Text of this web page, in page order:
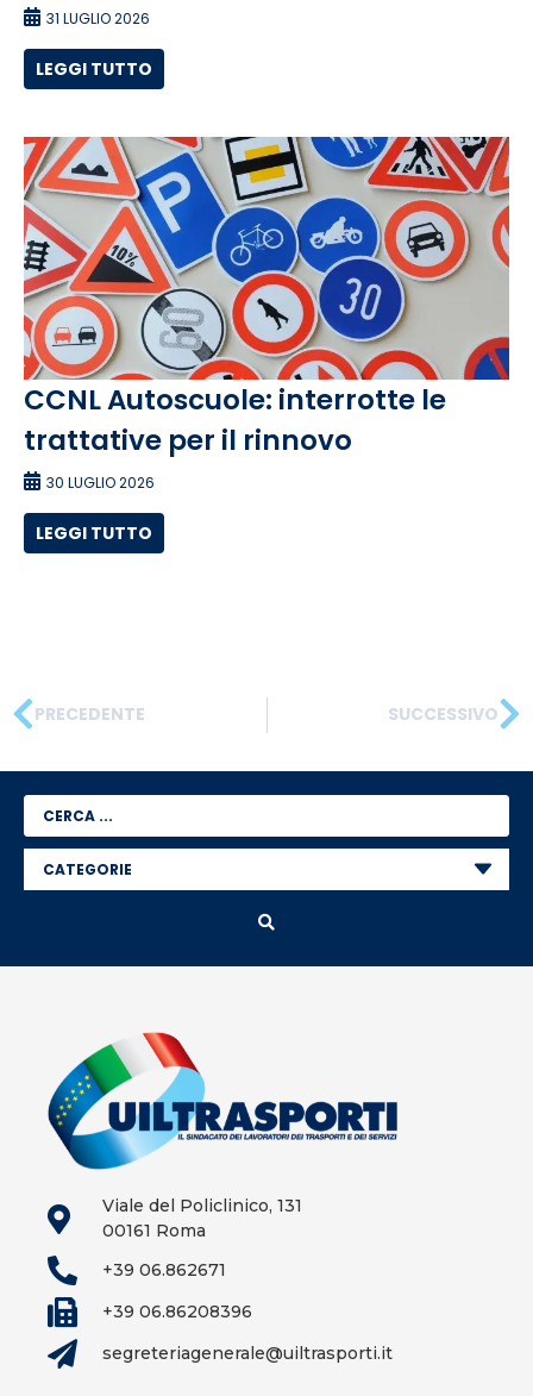
31 LUGLIO 2026
LEGGI TUTTO
CCNL Autoscuole: interrotte le
trattative per il rinnovo
30 LUGLIO 2026
LEGGI TUTTO
PRECEDENTE SUCCESSIVO
Viale del Policlinico, 131
00161 Roma
+39 06.862671
+39 06.86208396
segreteriagenerale@uiltrasporti.it